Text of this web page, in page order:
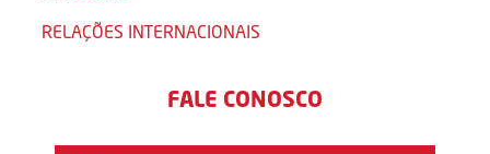
RELAÇÕES INTERNACIONAIS
FALE CONOSCO